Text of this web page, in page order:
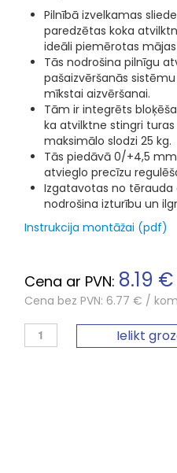
Pilnībā izvelkamas
paredzētas koka
ideāli piemērotas
Tās nodrošina pilnīgu
pašaizvēršanās
mīkstai aizvēršanai.
Tām ir integrēts
ka atvilktne stingri
maksimālo slodzi 25 kg.
Tās piedāvā 0/+4,5
atvieglo precīzu
Izgatavotas no tērauda
nodrošina izturību un
Instrukcija montāžai (pdf)
Cena ar PVN: 8.19 €
Cena bez PVN: 6.77 € /
Ielikt